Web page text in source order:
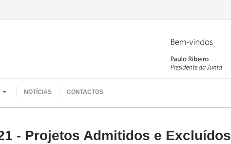
NOTÍCIAS CONTACTOS
- Projetos Admitidos e Excluídos